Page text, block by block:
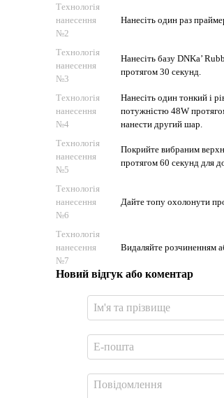
Технологія
нанесення
№2
Нанесіть один раз
Технологія
нанесення
№3
Нанесіть базу DNKa’
протягом 30 секунд.
Технологія
нанесення
№4
Нанесіть один тонкий і
потужністю 48W
нанести другий шар.
Технологія
нанесення
№5
Покрийте вибраним
протягом 60 секунд для
Технологія
нанесення
№6
Дайте топу охолонути
Технологія
нанесення
№7
Видаляйте розчиненням
Новий відгук або коментар